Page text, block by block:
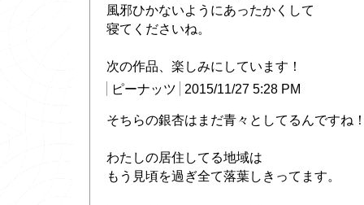
風邪ひかないようにあったかくして
寝てくださいね。
次の作品、楽しみにしています！
ピーナッツ
2015/11/27 5:28 PM
そちらの銀杏はまだ青々としてるんですね
わたしの居住してる地域は
もう見頃を過ぎ全て落葉しきってます。